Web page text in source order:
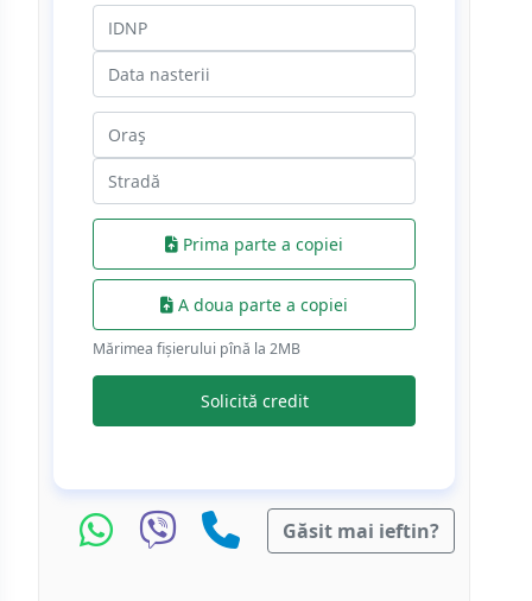
Prima parte a copiei
A doua parte a copiei
Mărimea fișierului pînă la 2МB
Solicită credit
Găsit mai ieftin?